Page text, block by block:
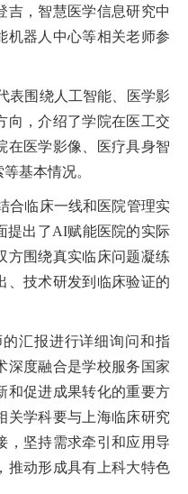
吉，智慧医学信息研究中
机器人中心等相关老师参
表围绕人工智能、医学影
向，介绍了学院在医工交
在医学影像、医疗具身智
基本情况。
合临床一线和医院管理实
提出了AI赋能医院的实际
方围绕真实临床问题凝练
、技术研发到临床验证的
汇报进行详细询问和指
深度融合是学校服务国家
和促进成果转化的重要方
关学科要与上海临床研究
，坚持需求牵引和应用导
推动形成具有上科大特色